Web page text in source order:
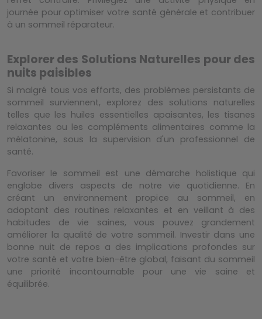
journée pour optimiser votre santé générale et contribuer
à un sommeil réparateur.
Explorer des Solutions Naturelles pour des
nuits paisibles
Si malgré tous vos efforts, des problèmes persistants de
sommeil surviennent, explorez des solutions naturelles
telles que les huiles essentielles apaisantes, les tisanes
relaxantes ou les compléments alimentaires comme la
mélatonine, sous la supervision d'un professionnel de
santé.
Favoriser le sommeil est une démarche holistique qui
englobe divers aspects de notre vie quotidienne. En
créant un environnement propice au sommeil, en
adoptant des routines relaxantes et en veillant à des
habitudes de vie saines, vous pouvez grandement
améliorer la qualité de votre sommeil. Investir dans une
bonne nuit de repos a des implications profondes sur
votre santé et votre bien-être global, faisant du sommeil
une priorité incontournable pour une vie saine et
équilibrée.